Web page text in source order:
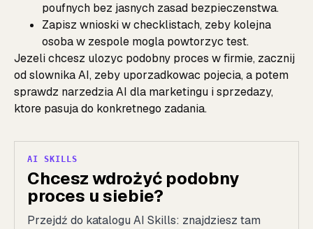
poufnych bez jasnych zasad bezpieczenstwa.
Zapisz wnioski w checklistach, zeby kolejna
osoba w zespole mogla powtorzyc test.
Jezeli chcesz ulozyc podobny proces w firmie, zacznij
odslownika AI, zeby uporzadkowac pojecia, a potem
sprawdz narzedzia AI dla marketingu i sprzedazy,
ktore pasuja do konkretnego zadania.
AI SKILLS
Chcesz wdrożyć podobny
proces u siebie?
Przejdź do katalogu AI Skills: znajdziesz tam